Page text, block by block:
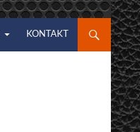
KONTAKT